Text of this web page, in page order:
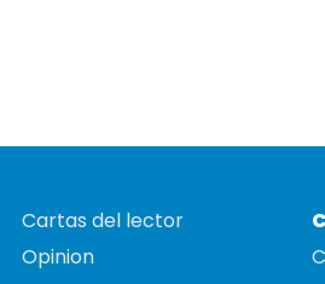
Cartas del lector
Opinion